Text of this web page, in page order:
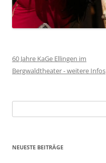
60 Jahre KaGe Ellingen im
Bergwaldtheater - weitere Infos
nach:
NEUESTE BEITRÄGE